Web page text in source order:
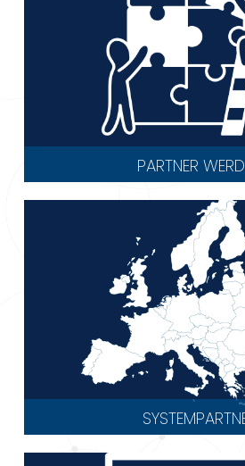
PARTNER